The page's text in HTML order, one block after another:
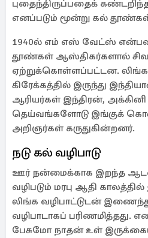
புதைந்திருப்பதைக்
எனப்படும் மூன்று கல்
1940ல் எம் எஸ் வேட்ஸ்
தூண்கள் ஆஸ்திகர்களால்
ஏற்றுக்கொள்ளப்பட்டன. லிங்க
கிரேக்கத்தில் இருந்து
ஆரியர்கள் இந்திரன்,
தெய்வங்களோடு இங்குக்
அறிஞர்கள் கருதுகின்றனர்.
நடு கல் வழிபாடு
ஊர் நன்மைக்காக இறந்த
வழிபடும் மரபு ஆதி
லிங்க வழிபாட்டுடன் இணைந்து
வழிபாடாகப் பரிணமித்தது.
பேசுமோ நாதன் உள்